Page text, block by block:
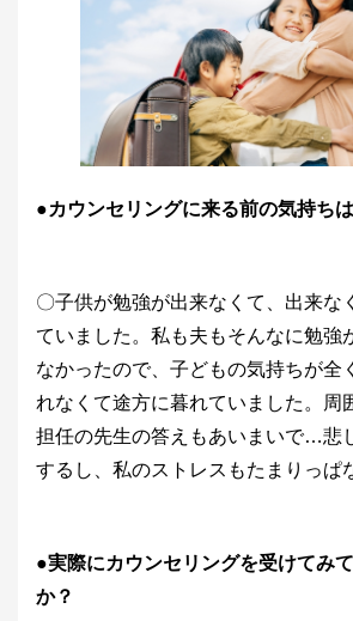
●カウンセリングに来る前の気持ち
〇子供が勉強が出来なくて、出来
ていました。私も夫もそんなに勉強
なかったので、子どもの気持ちが全
れなくて途方に暮れていました。周
担任の先生の答えもあいまいで…悲
するし、私のストレスもたまりっぱ
●実際にカウンセリングを受けてみ
か？